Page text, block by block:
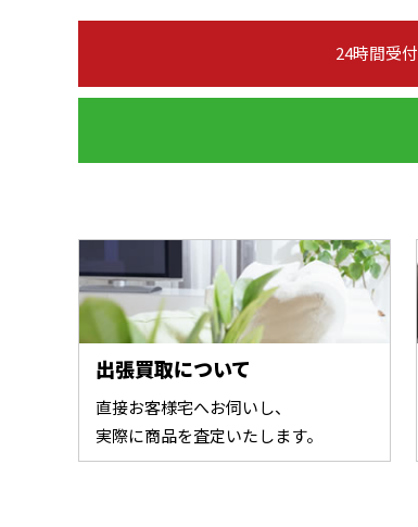
24時間受
出張買取について
直接お客様宅へお伺いし、
実際に商品を査定いたします。